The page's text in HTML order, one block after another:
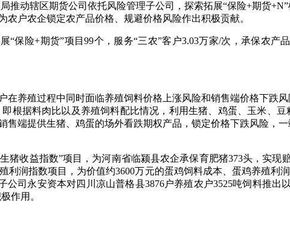
辖区期货公司依托风险管理子公司，探索拓展“保险+期货+N”
农户农企锁定农产品价格、规避价格风险作出积极贡献。
险+期货”项目99个，服务“三农”客户3.03万家/次，承保农产
殖过程中同时面临养殖饲料价格上涨风险和销售端价格下跌风
根据料肉比以及养殖饲料配比情况，利用生猪、鸡蛋、玉米、
端提供生猪、鸡蛋的场外看跌期权产品，锁定价格下跌风险，
益指数”项目，为河南省临颍县农企承保育肥猪373头，实现
润指数项目，为价值约3600万元的蛋鸡饲料成本、蛋鸡养殖利
司永安资本对四川凉山普格县3876户养殖农户3525吨饲料推出
作用。